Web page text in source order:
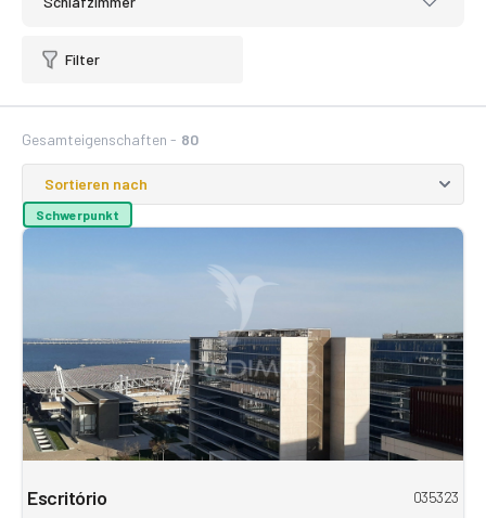
Filter
Gesamteigenschaften - 80
Schwerpunkt
Escritório 035323